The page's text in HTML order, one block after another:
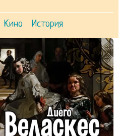
Кино История